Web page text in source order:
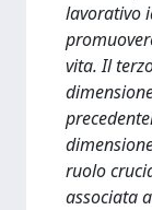
lavorativo
vita. Il
ruolo
associata